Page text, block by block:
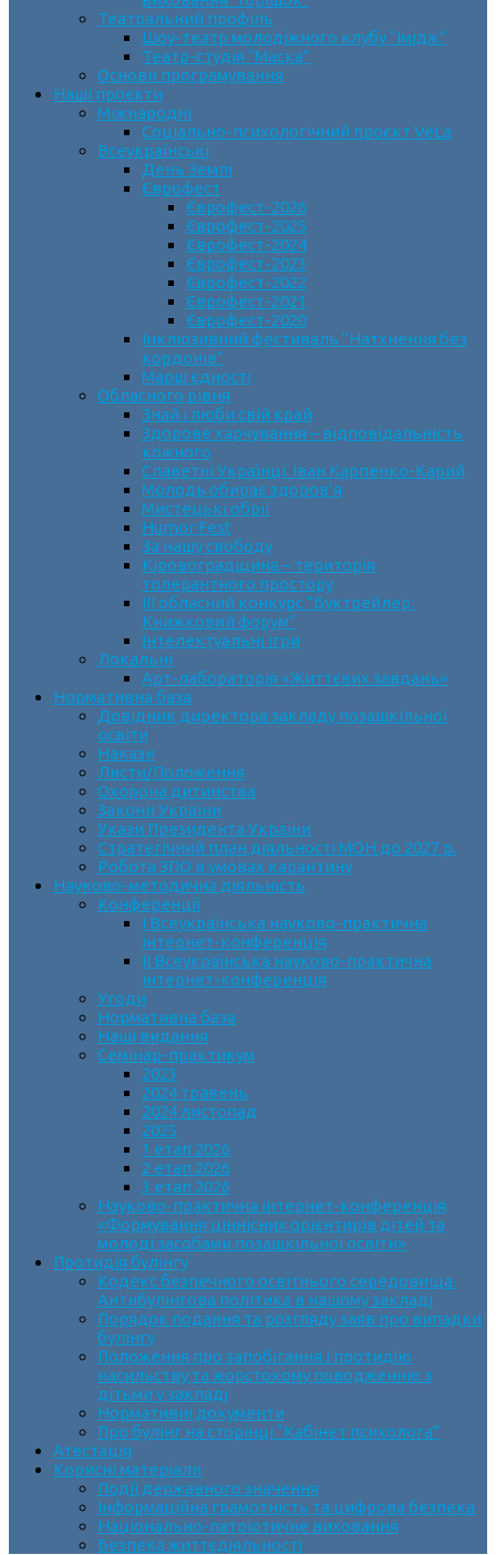
Театральний профіль
Шоу-театр молодіжного клубу “Імідж”
Театр-студія “Маска”
Основи програмування
Наші проєкти
Міжнародні
Соціально-психологічний проєкт VeLa
Всеукраїнські
День Землі
Єврофест
Єврофест-2026
Єврофест-2025
Єврофест-2024
Єврофест-2023
Єврофест-2022
Єврофест-2021
Єврофест-2020
Інклюзивний фестиваль “Натхнення без
кордонів”
Марш єдності
Обласного рівня
Знай і люби свій край
Здорове харчування – відповідальність
кожного
Славетні Українці. Іван Карпенко-Карий
Молодь обирає здоров’я
Мистецькі обрії
Humor Fest
За нашу свободу
Кіровоградщина – територія
толерантного простору
ІII обласний конкурс “Буктрейлер.
Книжковий форум”
Інтелектуальні ігри
Локальні
Арт-лабораторія «Життєвих завдань»
Нормативна база
Довідник директора закладу позашкільної
освіти
Накази
Листи/Положення
Охорона дитинства
Закони України
Укази Президента України
Стратегічний план діяльності МОН до 2027 р.
Робота ЗПО в умовах карантину
Науково-методична діяльність
Конференції
І Всеукраїнська науково-практична
інтернет-конференція
ІІ Всеукраїнська науково-практична
інтернет-конференція
Угоди
Нормативна база
Наші видання
Семінар-практикум
2023
2024 травень
2024 листопад
2025
1 етап 2026
2 етап 2026
3 етап 2026
Науково-практична інтернет-конференція
«Формування ціннісних орієнтирів дітей та
молоді засобами позашкільної освіти»
Протидія булінгу
Кодекс безпечного освітнього середовища.
Антибулінгова політика в нашому закладі
Порядок подання та розгляду заяв про випадки
булінгу
Положення про запобігання і протидію
насильству та жорстокому поводженню з
дітьми у закладі
Нормативні документи
Про булінг на сторінці “Кабінет психолога”
Атестація
Корисні матеріали
Події державного значення
Інформаційна грамотність та цифрова безпека
Національно-патріотичне виховання
Безпека життєдіяльності